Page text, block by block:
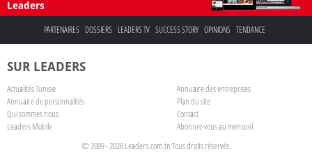
Leaders
PARTENAIRES DOSSIERS LEADERS TV SUCCESS STORY OPINIONS TENDANCE
SUR LEADERS
Actualités Tunisie
Annuaire des entreprises
Annuaire de personnalités
Plan du site
Qui sommes nous
Contact
Leaders Mobile
Abonnez-vous au mensuel
© 2009 - 2026 Leaders.com.tn Tous droits réservés.